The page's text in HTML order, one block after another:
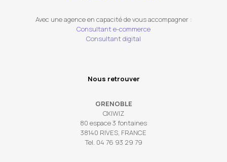
Avec une agence en capacité de vous accompagner :
Consultant e-commerce
Consultant digital
Nous retrouver
GRENOBLE
OXIWIZ
80 espace 3 fontaines
38140 RIVES, FRANCE
Tel. 04 76 93 29 79